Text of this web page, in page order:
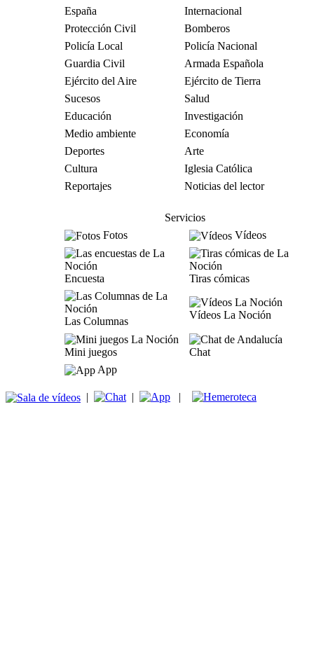
España
Internacional
Protección Civil
Bomberos
Policía Local
Policía Nacional
Guardia Civil
Armada Española
Ejército del Aire
Ejército de Tierra
Sucesos
Salud
Educación
Investigación
Medio ambiente
Economía
Deportes
Arte
Cultura
Iglesia Católica
Reportajes
Noticias del lector
Servicios
Fotos
Vídeos
Encuesta Tiras cómicas
Las Columnas
Vídeos La Noción
Mini juegos
Chat
App
| | |